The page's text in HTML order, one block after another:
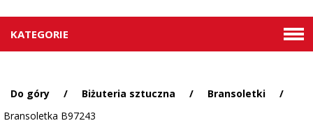
KATEGORIE
Do góry / Biżuteria sztuczna / Bransoletki
/
Bransoletka B97243